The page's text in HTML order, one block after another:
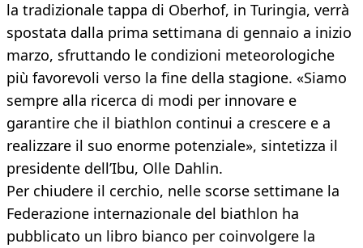
la tradizionale tappa di Oberhof, in Turingia, verrà
spostata dalla prima settimana di gennaio a inizio
marzo, sfruttando le condizioni meteorologiche
più favorevoli verso la fine della stagione. «Siamo
sempre alla ricerca di modi per innovare e
garantire che il biathlon continui a crescere e a
realizzare il suo enorme potenziale», sintetizza il
presidente dell’Ibu, Olle Dahlin.
Per chiudere il cerchio, nelle scorse settimane la
Federazione internazionale del biathlon ha
pubblicato un libro bianco per coinvolgere la